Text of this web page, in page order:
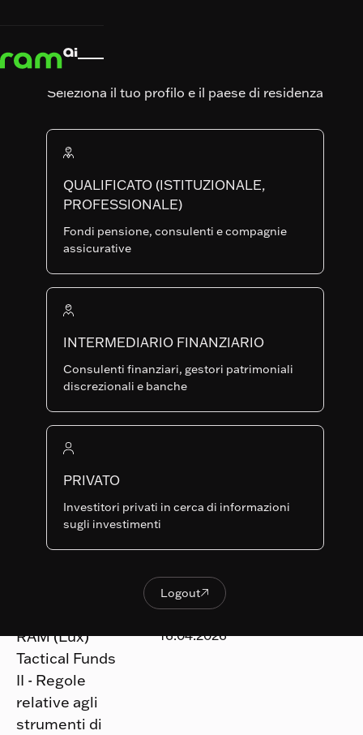
Seleziona il tuo profilo e il paese di residenza
QUALIFICATO (ISTITUZIONALE,
PROFESSIONALE)
Fondi pensione, consulenti e compagnie
assicurative
INTERMEDIARIO FINANZIARIO
Consulenti finanziari, gestori patrimoniali
discrezionali e banche
PRIVATO
Investitori privati in cerca di informazioni
sugli investimenti
Logout
Logout
Pubblicazioni
dei Fondi
Avviso agli azionisti
RAM (Lux)
Tactical Funds
II - Pagamento
dei Dividendi
25.06.2026
Avviso agli azionisti
RAM (Lux)
Fund Notice -
Pagamento
dei Dividendi
RAM (Lux)
Tactical Funds
II - Regole
relative agli
strumenti di
16.04.2026